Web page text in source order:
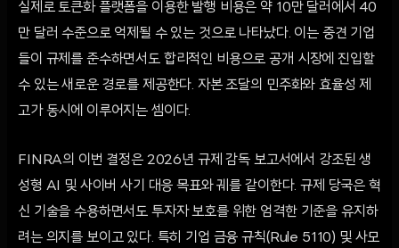
실제로 토큰화 플랫폼을 이용한 발행 비용은 약 10만 달러에서 40
만 달러 수준으로 억제될 수 있는 것으로 나타났다. 이는 중견 기업
들이 규제를 준수하면서도 합리적인 비용으로 공개 시장에 진입할
수 있는 새로운 경로를 제공한다. 자본 조달의 민주화와 효율성 제
고가 동시에 이루어지는 셈이다.
FINRA의 이번 결정은 2026년 규제 감독 보고서에서 강조된 생
성형 AI 및 사이버 사기 대응 목표와 궤를 같이한다. 규제 당국은 혁
신 기술을 수용하면서도 투자자 보호를 위한 엄격한 기준을 유지하
려는 의지를 보이고 있다. 특히 기업 금융 규칙(Rule 5110) 및 사모